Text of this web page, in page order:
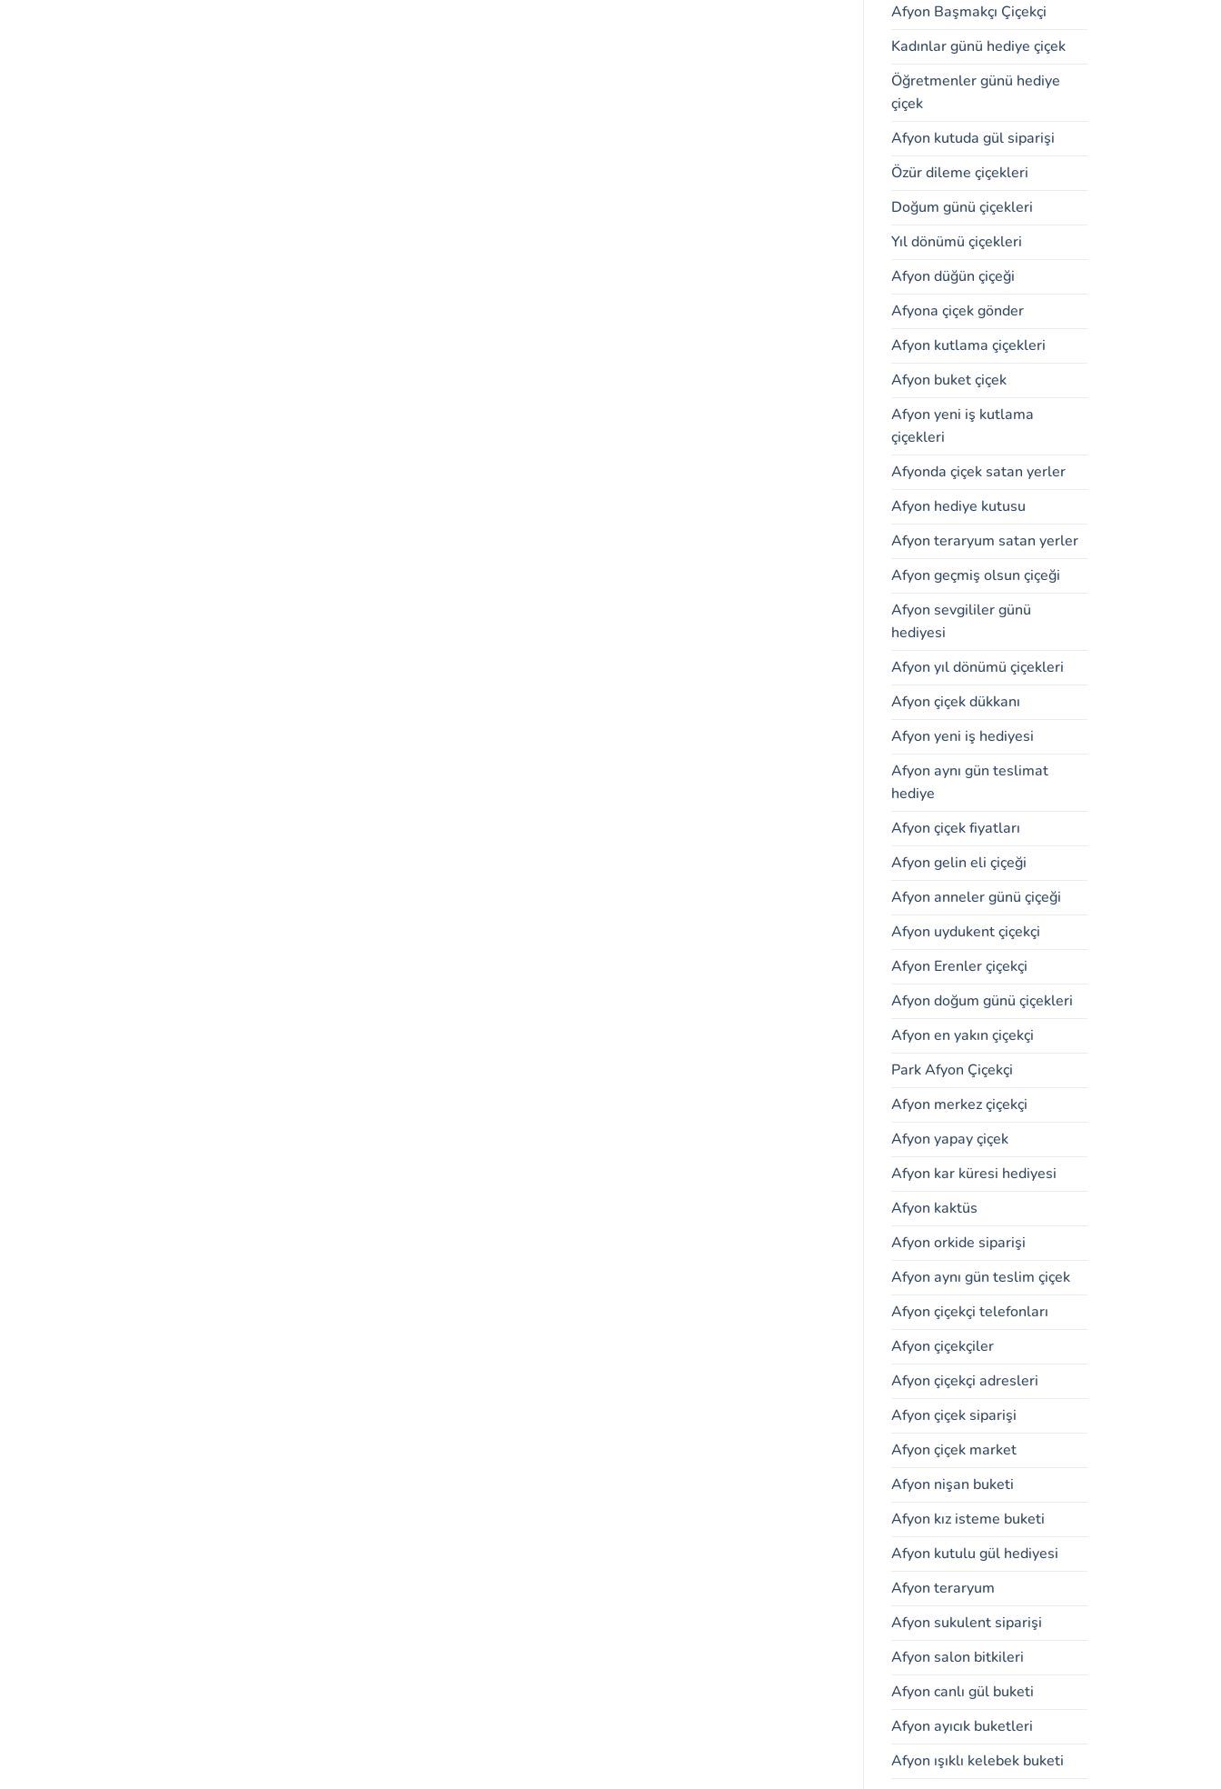
Afyon Başmakçı Çiçekçi
Kadınlar günü hediye çiçek
Öğretmenler günü hediye
çiçek
Afyon kutuda gül siparişi
Özür dileme çiçekleri
Doğum günü çiçekleri
Yıl dönümü çiçekleri
Afyon düğün çiçeği
Afyona çiçek gönder
Afyon kutlama çiçekleri
Afyon buket çiçek
Afyon yeni iş kutlama
çiçekleri
Afyonda çiçek satan yerler
Afyon hediye kutusu
Afyon teraryum satan yerler
Afyon geçmiş olsun çiçeği
Afyon sevgililer günü
hediyesi
Afyon yıl dönümü çiçekleri
Afyon çiçek dükkanı
Afyon yeni iş hediyesi
Afyon aynı gün teslimat
hediye
Afyon çiçek fiyatları
Afyon gelin eli çiçeği
Afyon anneler günü çiçeği
Afyon uydukent çiçekçi
Afyon Erenler çiçekçi
Afyon doğum günü çiçekleri
Afyon en yakın çiçekçi
Park Afyon Çiçekçi
Afyon merkez çiçekçi
Afyon yapay çiçek
Afyon kar küresi hediyesi
Afyon kaktüs
Afyon orkide siparişi
Afyon aynı gün teslim çiçek
Afyon çiçekçi telefonları
Afyon çiçekçiler
Afyon çiçekçi adresleri
Afyon çiçek siparişi
Afyon çiçek market
Afyon nişan buketi
Afyon kız isteme buketi
Afyon kutulu gül hediyesi
Afyon teraryum
Afyon sukulent siparişi
Afyon salon bitkileri
Afyon canlı gül buketi
Afyon ayıcık buketleri
Afyon ışıklı kelebek buketi